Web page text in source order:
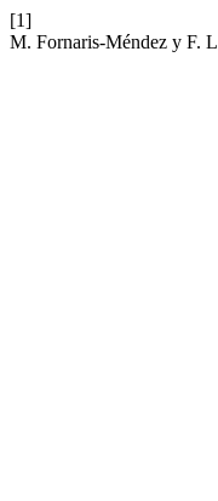
[1]
M. Fornaris-Méndez y F.